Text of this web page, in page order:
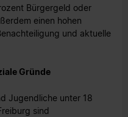
Bürgergeld oder
einen hohen
und aktuelle
Gründe
Jugendliche unter 18
sind